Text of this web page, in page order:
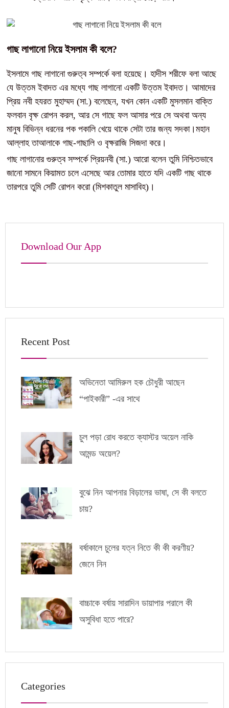
গাছ লাগানো নিয়ে ইসলাম কী বলে?
ইসলামে গাছ লাগানো গুরুত্ব সম্পর্কে বলা হয়েছে। হাদীস শরীফে বলা আছে
যে উত্তম ইবাদত এর মধ্যে গাছ লাগানো একটি উত্তম ইবাদত। আমাদের
প্রিয় নবী হযরত মুহাম্মদ (সা.) বলেছেন, যখন কোন একটি মুসলমান বাক্তি
ফলবান বৃক্ষ রোপন করল, আর সে গাছে ফল আসার পরে সে অথবা অন্য
মানুষ বিভিন্ন ধরনের পক পকালি খেয়ে থাকে সেটা তার জন্য সদকা।মহান
আল্লাহ তাআলাকে গাছ-গাছালি ও বৃক্ষরাজি সিজদা করে।
গাছ লাগানোর গুরুত্ব সম্পর্কে প্রিয়নবী (সা.) আরো বলেন তুমি নিশ্চিতভাবে
জানো সামনে কিয়ামত চলে এসেছে আর তোমার হাতে যদি একটি গাছ থাকে
তারপরে তুমি সেটি রোপন করো (মিশকাতুল মাসাবিহ)।
Download Our App
Recent Post
অভিনেতা আমিরুল হক চৌধুরী আছেন
“পাইকারী” -এর সাথে
চুল পড়া রোধ করতে ক্যাস্টর অয়েল নাকি
আমন্ড অয়েল?
বুঝে নিন আপনার বিড়ালের ভাষা, সে কী বলতে
চায়?
বর্ষাকালে চুলের যত্ন নিতে কী কী করণীয়?
জেনে নিন
বাচ্চাকে বর্ষায় সারাদিন ডায়াপার পরালে কী
অসুবিধা হতে পারে?
Categories